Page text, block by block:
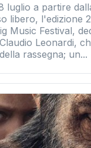
luglio a partire
libero, l'edizione
Music Festival,
Leonardi,
rassegna; un...